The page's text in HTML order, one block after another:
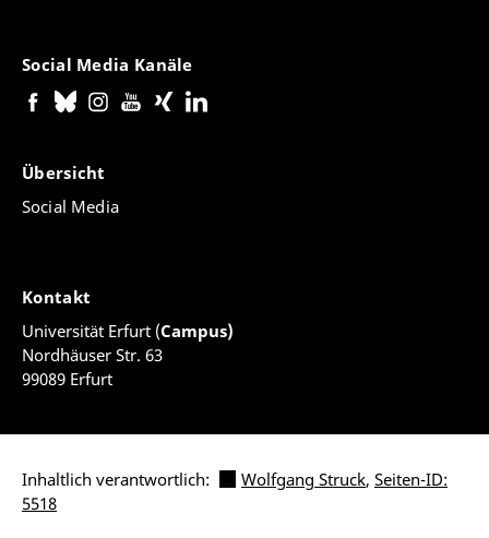
Social Media Kanäle
Übersicht
Social Media
Kontakt
Universität Erfurt (Campus)
Nordhäuser Str. 63
99089 Erfurt
Inhaltlich verantwortlich: Wolfgang Struck, Seiten-ID:
5518